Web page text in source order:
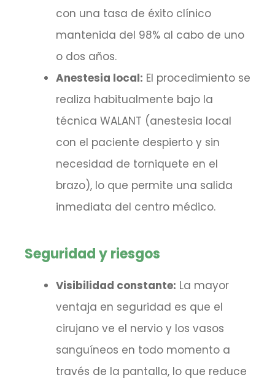
con una tasa de éxito clínico
mantenida del 98% al cabo de uno
o dos años.
Anestesia local: El procedimiento se
realiza habitualmente bajo la
técnica WALANT (anestesia local
con el paciente despierto y sin
necesidad de torniquete en el
brazo), lo que permite una salida
inmediata del centro médico.
Seguridad y riesgos
Visibilidad constante: La mayor
ventaja en seguridad es que el
cirujano ve el nervio y los vasos
sanguíneos en todo momento a
través de la pantalla, lo que reduce